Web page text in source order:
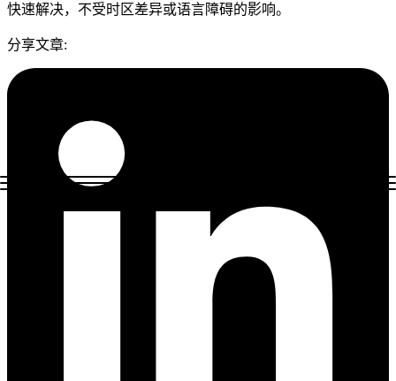
快速解决，不受时区差异或语言障碍的影响。
分享文章: